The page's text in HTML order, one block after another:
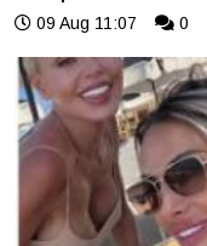
09 Aug 11:07 0